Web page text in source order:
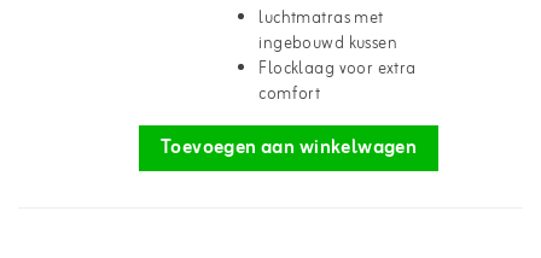
luchtmatras met
ingebouwd kussen
Flocklaag voor extra
comfort
Toevoegen aan winkelwagen